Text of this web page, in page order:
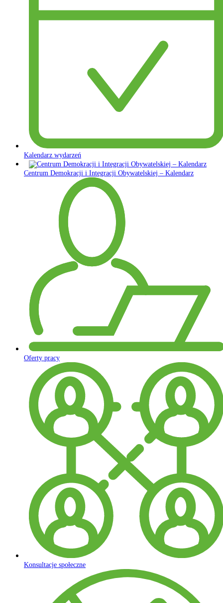
Kalendarz wydarzeń
Centrum Demokracji i Integracji Obywatelskiej – Kalendarz
Oferty pracy
Konsultacje społeczne